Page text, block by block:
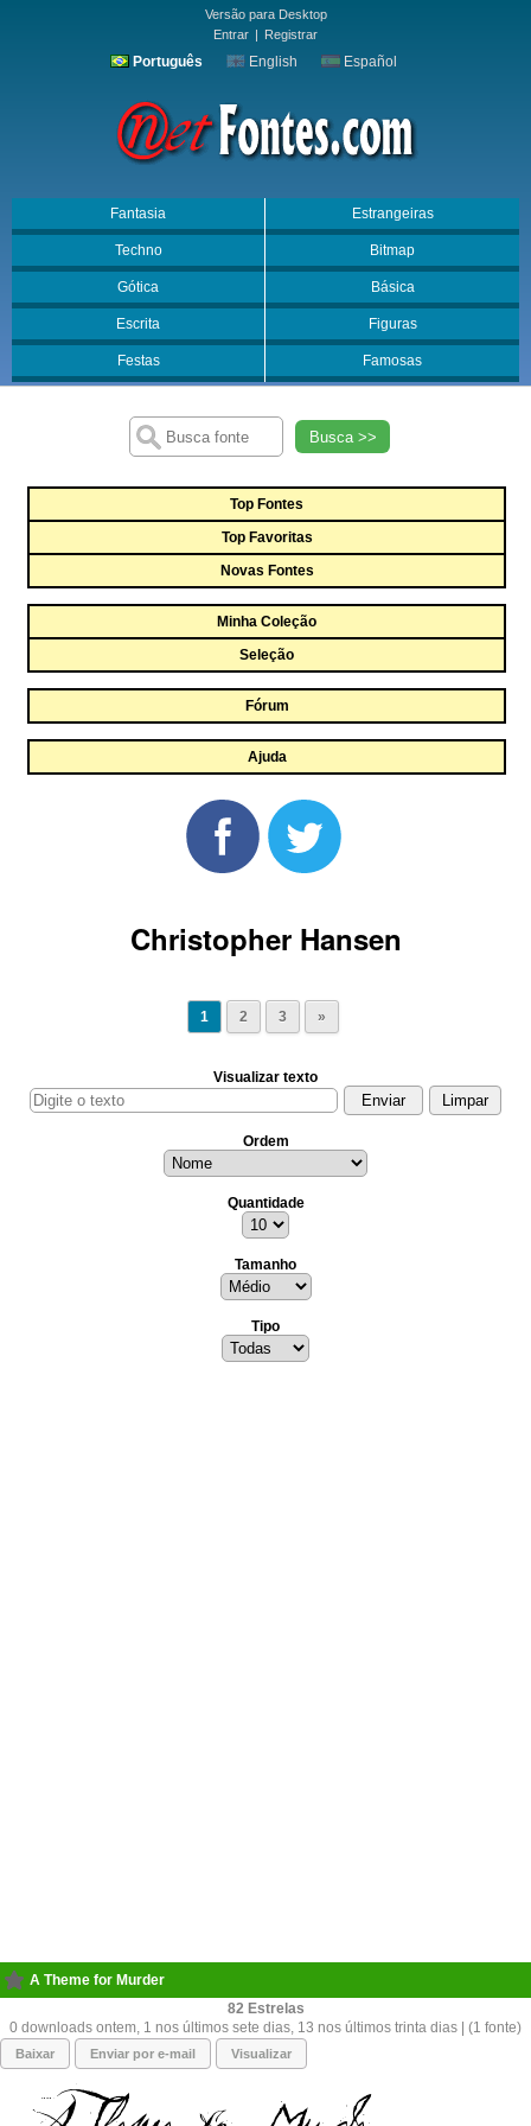
Versão para Desktop
Entrar | Registrar
Português English Español
Fantasia Estrangeiras
Techno Bitmap
Gótica Básica
Escrita Figuras
Festas Famosas
Busca >>
Top Fontes
Top Favoritas
Novas Fontes
Minha Coleção
Seleção
Fórum
Ajuda
Christopher Hansen
1 2 3 »
Visualizar texto
Ordem
Quantidade
Tamanho
Tipo
A Theme for Murder
82
0 downloads ontem, 1 nos últimos sete dias, 13 nos últimos trinta dias | (1 fonte)
Baixar Enviar por e-mail Visualizar